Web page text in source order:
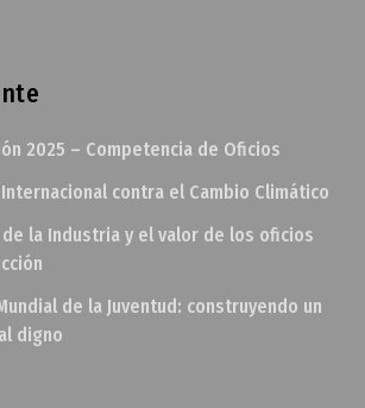
2025 – Competencia de Oficios
contra el Cambio Climático
de la Industria y el valor de los oficios
de la Juventud: construyendo un
digno